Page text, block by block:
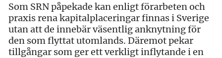
Som SRN påpekade kan enligt förarbeten och
praxis rena kapitalplaceringar finnas i Sverige
utan att de innebär väsentlig anknytning för
den som flyttat utomlands. Däremot pekar
tillgångar som ger ett verkligt inflytande i en